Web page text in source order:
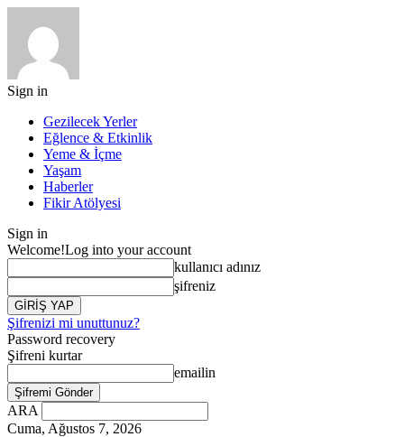
Sign in
Gezilecek Yerler
Eğlence & Etkinlik
Yeme & İçme
Yaşam
Haberler
Fikir Atölyesi
Sign in
Welcome!Log into your account
kullanıcı adınız
şifreniz
Şifrenizi mi unuttunuz?
Password recovery
Şifreni kurtar
emailin
ARA
Cuma, Ağustos 7, 2026